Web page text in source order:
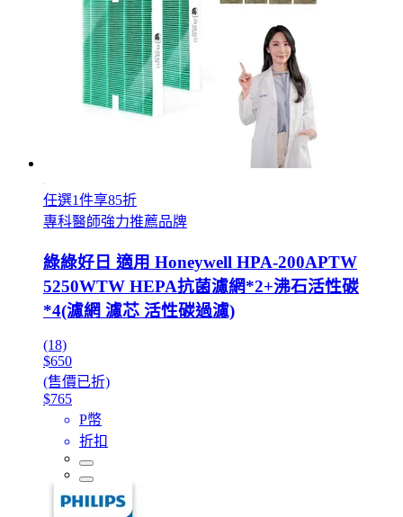
任選1件享85折
專科醫師強力推薦品牌
綠綠好日 適用 Honeywell HPA-200APTW
5250WTW HEPA抗菌濾網*2+沸石活性碳
*4(濾網 濾芯 活性碳過濾)
(18)
$650
(售價已折)
$765
P幣
折扣